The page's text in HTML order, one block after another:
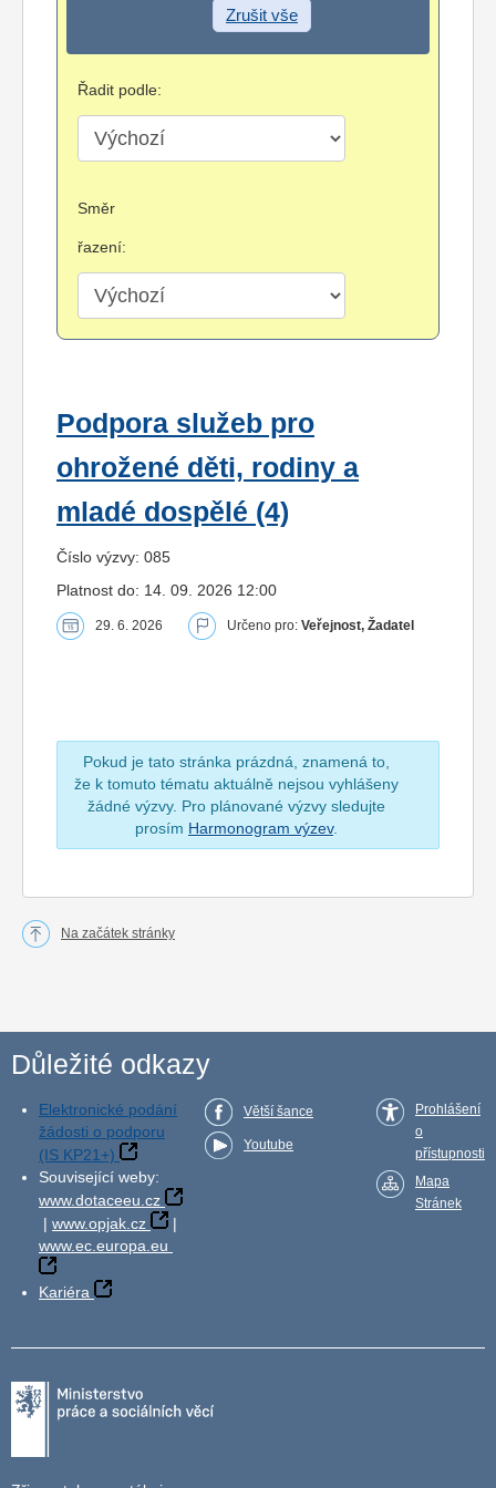
Zrušit vše
Řadit podle:
Směr
řazení:
Podpora služeb pro
ohrožené děti, rodiny a
mladé dospělé (4)
Číslo výzvy: 085
Platnost do: 14. 09. 2026 12:00
29. 6. 2026 Určeno pro: Veřejnost, Žadatel
Pokud je tato stránka prázdná, znamená to,
že k tomuto tématu aktuálně nejsou vyhlášeny
žádné výzvy. Pro plánované výzvy sledujte
prosím Harmonogram výzev.
Na začátek stránky
Důležité odkazy
Elektronické podání
žádosti o podporu
(IS KP21+)
Související weby:
www.dotaceeu.cz
| www.opjak.cz
|
www.ec.europa.eu
Kariéra
Větší šance
Youtube
Prohlášení
o
přístupnosti
Mapa
Stránek